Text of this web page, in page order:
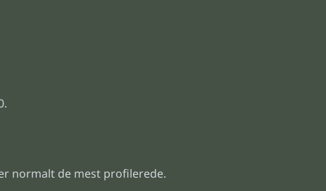
normalt de mest profilerede.